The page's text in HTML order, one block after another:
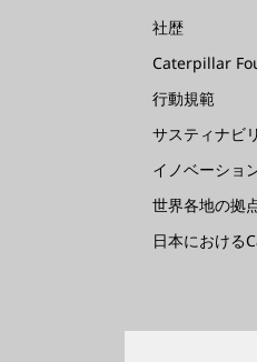
社歴
Caterpillar
行動規範
サスティナビ
イノベーショ
世界各地の拠
日本における